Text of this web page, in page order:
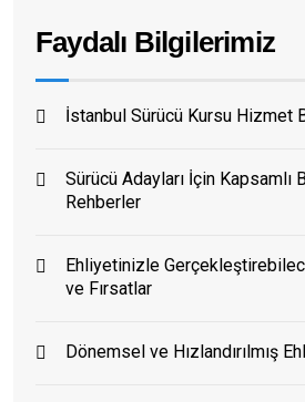
Faydalı Bilgilerimiz
İstanbul Sürücü Kursu Hizmet
Sürücü Adayları İçin Kapsamlı
Rehberler
Ehliyetinizle
ve Fırsatlar
Dönemsel ve Hızlandırılmış
Eğitim Danışmanı
En Hızlı Sürücü Kursu
Bugün 06:20